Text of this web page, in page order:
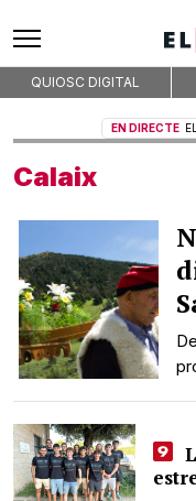
QUIOSC DIGITAL
EN DIRECTE
Calaix